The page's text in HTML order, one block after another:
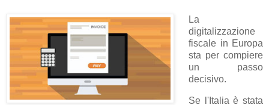
La
digitalizzazione
fiscale in Europa
sta per compiere
un passo
decisivo.
Se l'Italia è stata